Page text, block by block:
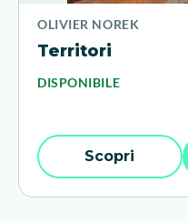
OLIVIER NOREK
Territori
DISPONIBILE
Scopri